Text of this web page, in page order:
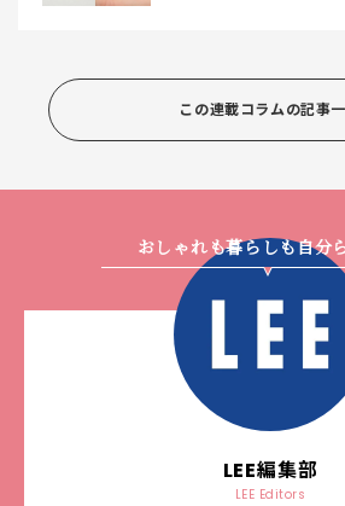
この連載コラムの記事
おしゃれも暮らしも自分
LEE編集部
LEE Editors